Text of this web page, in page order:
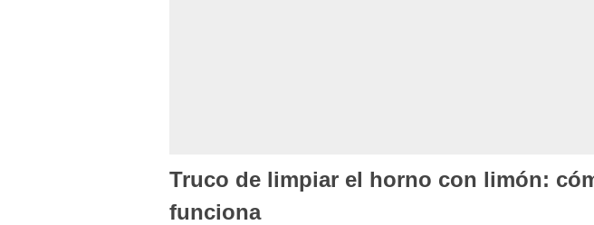
Truco de limpiar el horno con limón:
funciona